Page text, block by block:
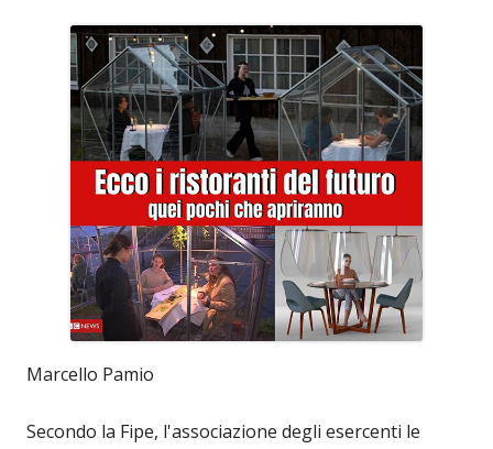
Marcello Pamio
Secondo la Fipe, l'associazione degli esercenti le